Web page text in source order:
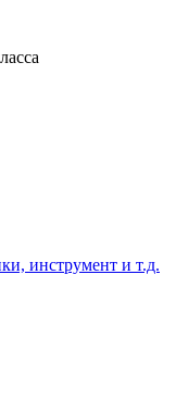
инструмент и т.д.